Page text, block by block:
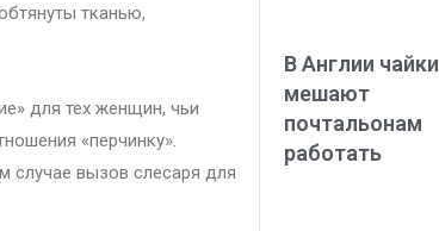
тканью,
для тех женщин, чьи
«перчинку».
случае вызов слесаря для
В Англии чайки
мешают
почтальонам
работать